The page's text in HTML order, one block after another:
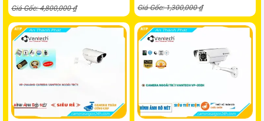
Giá Gốc: 4,800,000 ₫ Giá Gốc: 1,300,000 ₫